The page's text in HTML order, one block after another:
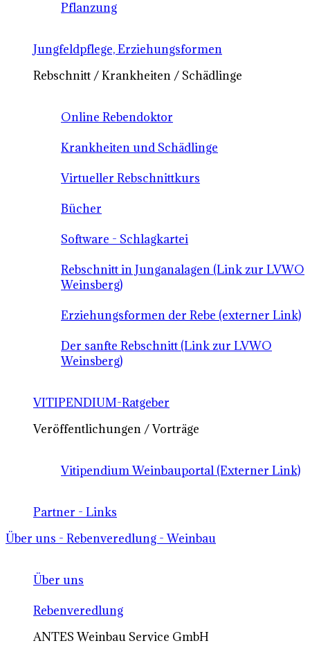
Pflanzung
Jungfeldpflege, Erziehungsformen
Rebschnitt / Krankheiten / Schädlinge
Online Rebendoktor
Krankheiten und Schädlinge
Virtueller Rebschnittkurs
Bücher
Software - Schlagkartei
Rebschnitt in Junganalagen (Link zur LVWO
Weinsberg)
Erziehungsformen der Rebe (externer Link)
Der sanfte Rebschnitt (Link zur LVWO
Weinsberg)
VITIPENDIUM-Ratgeber
Veröffentlichungen / Vorträge
Vitipendium Weinbauportal (Externer Link)
Partner - Links
Über uns - Rebenveredlung - Weinbau
Über uns
Rebenveredlung
ANTES Weinbau Service GmbH